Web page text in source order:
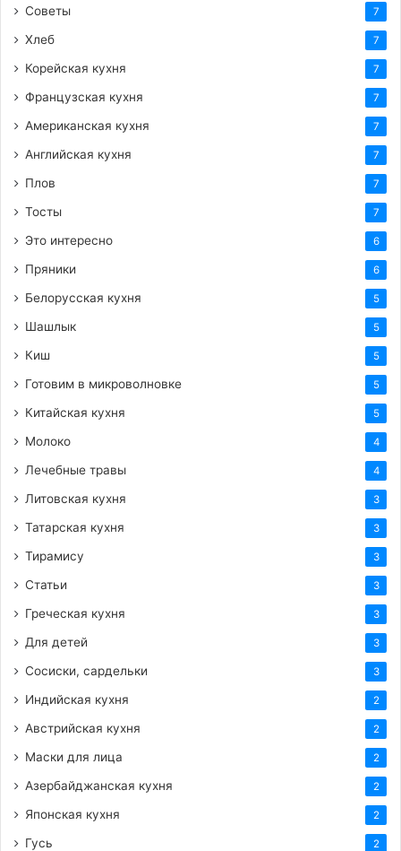
Советы 7
Хлеб 7
Корейская кухня 7
Французская кухня 7
Американская кухня 7
Английская кухня 7
Плов 7
Тосты 7
Это интересно 6
Пряники 6
Белорусская кухня 5
Шашлык 5
Киш 5
Готовим в микроволновке 5
Китайская кухня 5
Молоко 4
Лечебные травы 4
Литовская кухня 3
Татарская кухня 3
Тирамису 3
Статьи 3
Греческая кухня 3
Для детей 3
Сосиски, сардельки 3
Индийская кухня 2
Австрийская кухня 2
Маски для лица 2
Азербайджанская кухня 2
Японская кухня 2
Гусь 2